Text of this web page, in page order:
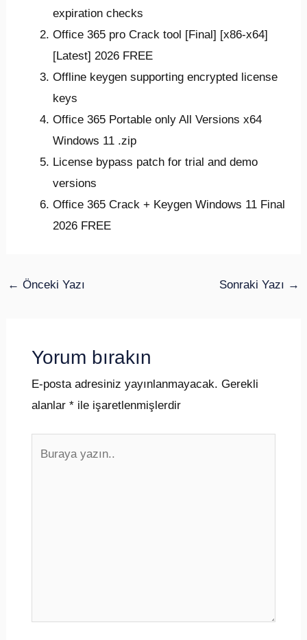
expiration checks
Office 365 pro Crack tool [Final] [x86-x64]
[Latest] 2026 FREE
Offline keygen supporting encrypted license
keys
Office 365 Portable only All Versions x64
Windows 11 .zip
License bypass patch for trial and demo
versions
Office 365 Crack + Keygen Windows 11 Final
2026 FREE
← Önceki Yazı Sonraki Yazı →
Yorum bırakın
E-posta adresiniz yayınlanmayacak. Gerekli
alanlar *ile işaretlenmişlerdir
yazın..